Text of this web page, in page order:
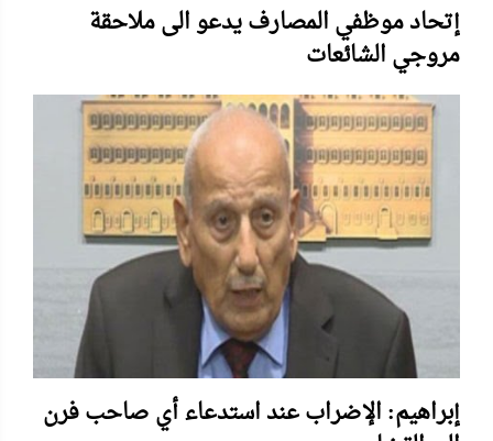
إتحاد موظفي المصارف يدعو الى ملاحقة
مروجي الشائعات
إبراهيم: الإضراب عند استدعاء أي صاحب فرن